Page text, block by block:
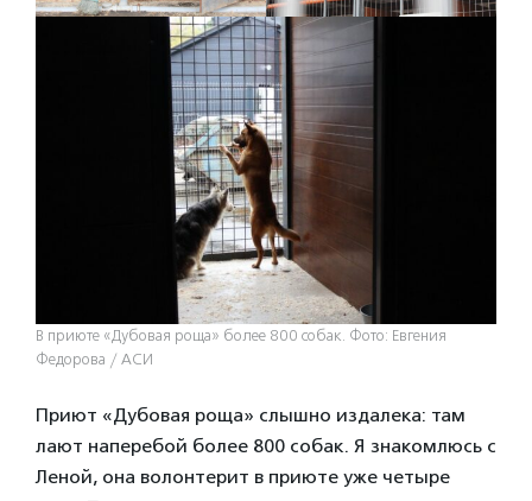
В приюте «Дубовая роща» более 800 собак. Фото: Евгения
Федорова / АСИ
Приют «Дубовая роща» слышно издалека: там
лают наперебой более 800 собак. Я знакомлюсь с
Леной, она волонтерит в приюте уже четыре